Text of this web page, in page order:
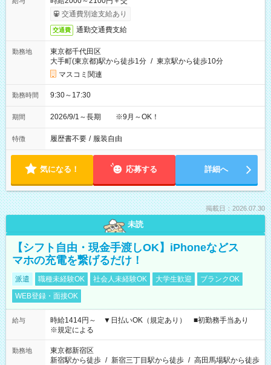
交通費別途支給あり
交通費 通勤交通費支給
勤務地
東京都千代田区
大手町(東京都)駅から徒歩1分 / 東京駅から徒歩10分
マスコミ関連
勤務時間 9:30～17:30
期間 2026/9/1～長期 ※9月～OK！
特徴 履歴書不要 / 服装自由
気になる！ 応募する 詳細へ
掲載日：2026.07.30
未読
【シフト自由・現金手渡しOK】iPhoneなどス
マホの充電を繋げるだけ！
派遣 職種未経験OK 社会人未経験OK 大学生歓迎
ブランクOK
WEB登録・面接OK
給与
時給1414円～ ▼日払いOK（規定あり） ■初勤務手当あり
※規定による
勤務地
東京都新宿区
新宿駅から徒歩 / 新宿三丁目駅から徒歩 / 高田馬場駅から徒歩